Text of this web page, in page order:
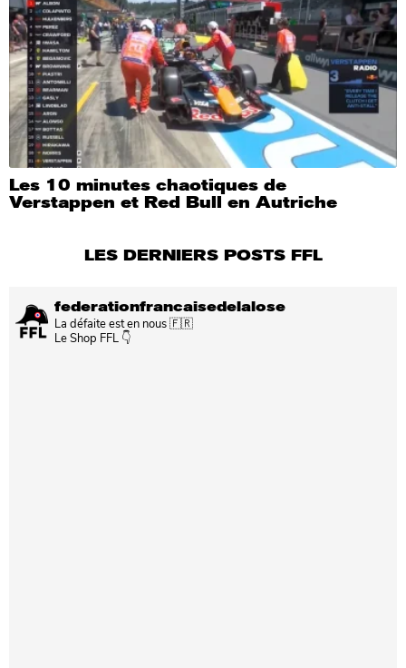
Les 10 minutes chaotiques de
Verstappen et Red Bull en Autriche
LES DERNIERS POSTS FFL
federationfrancaisedelalose
La défaite est en nous 🇫🇷
Le Shop FFL 👇